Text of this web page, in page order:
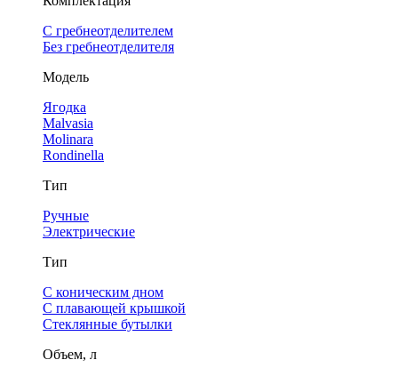
С гребнеотделителем
Без гребнеотделителя
Модель
Ягодка
Malvasia
Molinara
Rondinella
Тип
Ручные
Электрические
Тип
С коническим дном
С плавающей крышкой
Стеклянные бутылки
Объем, л